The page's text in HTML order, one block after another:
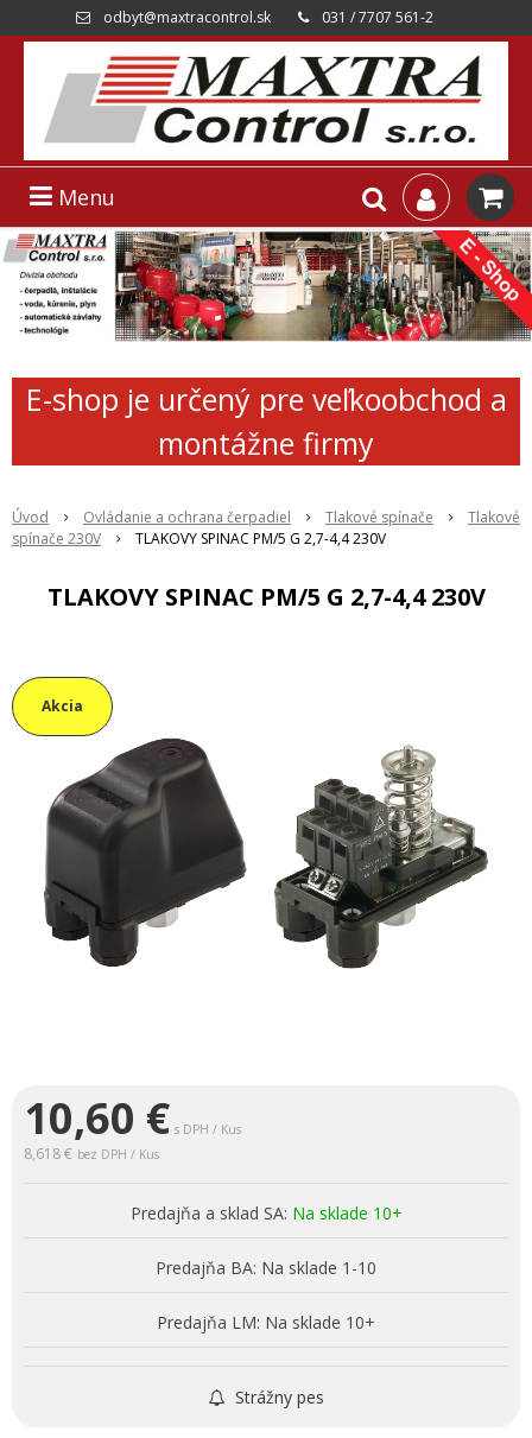
odbyt@maxtracontrol.sk 031 / 7707 561-2
Menu
E-shop je určený pre veľkoobchod a
montážne firmy
Úvod Ovládanie a ochrana čerpadiel Tlakové spínače
Tlakové
spínače 230V
TLAKOVY SPINAC PM/5 G 2,7-4,4 230V
TLAKOVY SPINAC PM/5 G 2,7-4,4 230V
Akcia
10,60 € s DPH / Kus
8,618 € bez DPH / Kus
Predajňa a sklad SA: Na sklade 10+
Predajňa BA: Na sklade 1-10
Predajňa LM: Na sklade 10+
Strážny pes